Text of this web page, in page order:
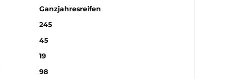
Ganzjahresreifen
245
45
19
98